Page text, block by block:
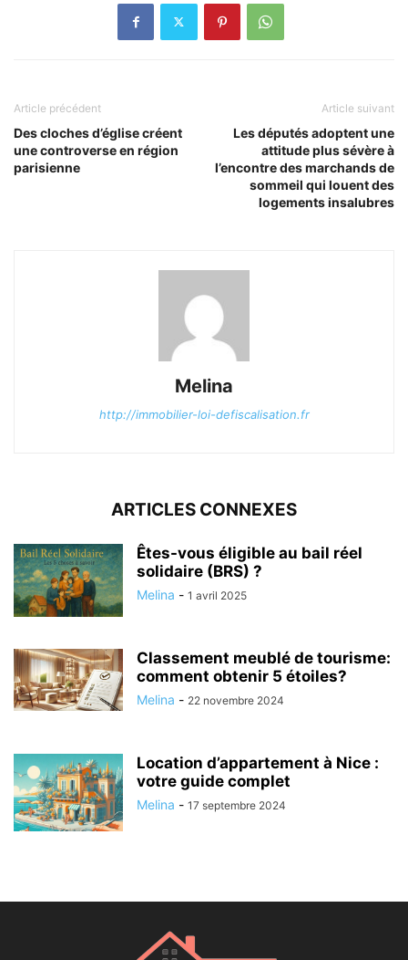
Article précédent
Des cloches d’église créent
une controverse en région
parisienne
Article suivant
Les députés adoptent une
attitude plus sévère à
l’encontre des marchands de
sommeil qui louent des
logements insalubres
Melina
http://immobilier-loi-defiscalisation.fr
ARTICLES CONNEXES
Êtes-vous éligible au bail réel
solidaire (BRS) ?
Melina - 1 avril 2025
Classement meublé de tourisme:
comment obtenir 5 étoiles?
Melina - 22 novembre 2024
Location d’appartement à Nice :
votre guide complet
Melina - 17 septembre 2024